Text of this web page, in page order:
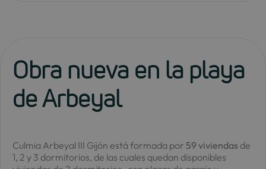
Obra nueva en la playa
de Arbeyal
Culmia Arbeyal III Gijón está formada por 59 viviendas de
1, 2 y 3 dormitorios, de las cuales quedan disponibles